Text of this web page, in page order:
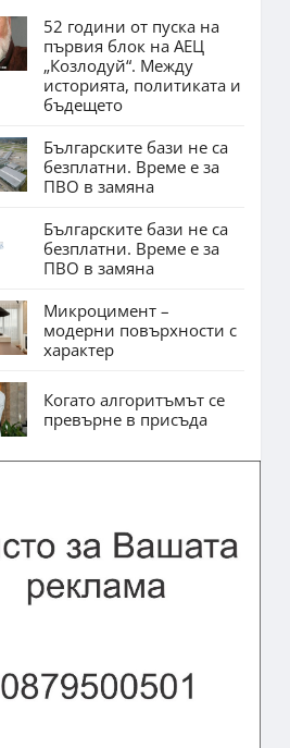
52 години от пуска на
първия блок на АЕЦ
„Козлодуй“. Между
историята, политиката и
бъдещето
Българските бази не са
безплатни. Време е за
ПВО в замяна
Българските бази не са
безплатни. Време е за
ПВО в замяна
Микроцимент –
модерни повърхности с
характер
Когато алгоритъмът се
превърне в присъда